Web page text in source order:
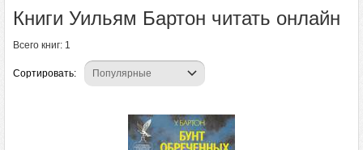
Книги Уильям Бартон читать онлайн
Всего книг: 1
Сортировать: